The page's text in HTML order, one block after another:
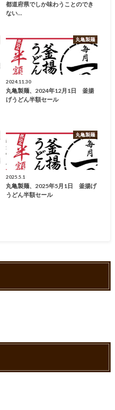
都道府県でしか味わうことのでき
ない…
丸亀製麺
2024.11.30
丸亀製麺、2024年12月1日 釜揚
げうどん半額セール
丸亀製麺
2025.5.1
丸亀製麺、2025年5月1日 釜揚げ
うどん半額セール